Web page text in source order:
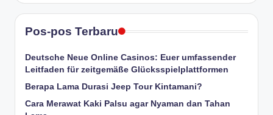
Pos-pos Terbaru
Deutsche Neue Online Casinos: Euer umfassender
Leitfaden für zeitgemäße Glücksspielplattformen
Berapa Lama Durasi Jeep Tour Kintamani?
Cara Merawat Kaki Palsu agar Nyaman dan Tahan